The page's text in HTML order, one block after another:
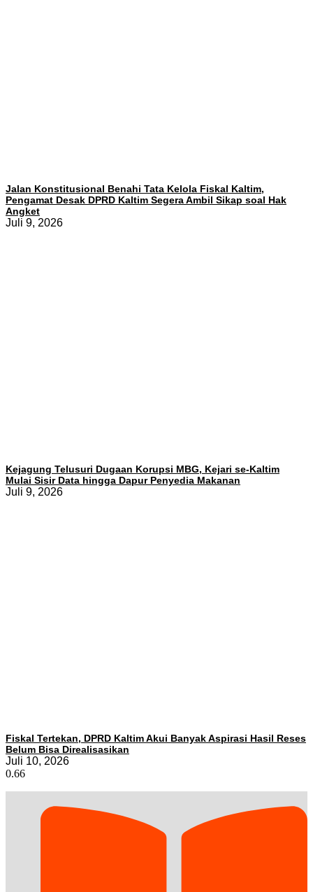
Jalan Konstitusional Benahi Tata Kelola Fiskal Kaltim,
Pengamat Desak DPRD Kaltim Segera Ambil Sikap soal Hak
Angket
Juli 9, 2026
Kejagung Telusuri Dugaan Korupsi MBG, Kejari se-Kaltim
Mulai Sisir Data hingga Dapur Penyedia Makanan
Juli 9, 2026
Fiskal Tertekan, DPRD Kaltim Akui Banyak Aspirasi Hasil Reses
Belum Bisa Direalisasikan
Juli 10, 2026